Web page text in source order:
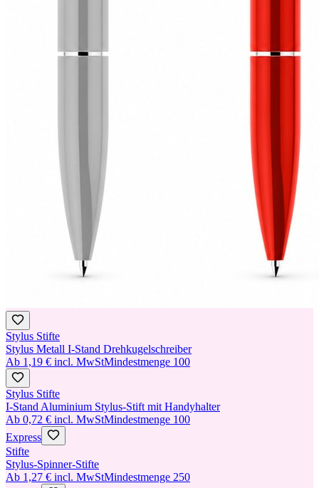
Stylus Stifte
Stylus Metall I-Stand Drehkugelschreiber
Ab 1,19 € incl. MwStMindestmenge 100
Stylus Stifte
I-Stand Aluminium Stylus-Stift mit Handyhalter
Ab 0,72 € incl. MwStMindestmenge 100
Express
Stifte
Stylus-Spinner-Stifte
Ab 1,27 € incl. MwStMindestmenge 250